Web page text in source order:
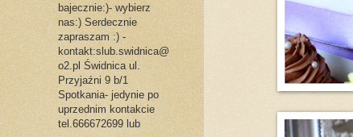
bajecznie:)- wybierz
nas:) Serdecznie
zapraszam :) -
kontakt:slub.swidnica@
o2.pl Świdnica ul.
Przyjaźni 9 b/1
Spotkania- jedynie po
uprzednim kontakcie
tel.666672699 lub